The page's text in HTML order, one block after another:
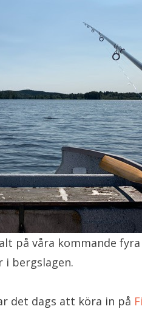
på våra kommande
i bergslagen.
det dags att köra in på